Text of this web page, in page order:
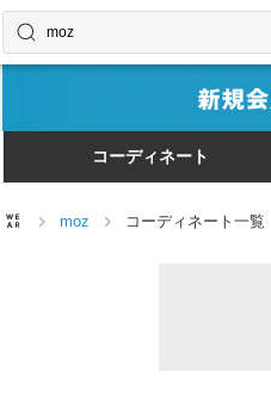
コーディネートやユーザーを探す
検索する
コーディネート
moz コーディネート一覧